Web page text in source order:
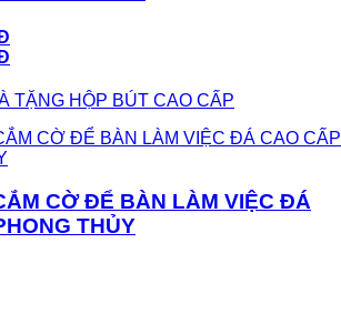
TẶNG HỘP BÚT CAO CẤP
CỜ ĐỂ BÀN LÀM VIỆC ĐÁ
THỦY